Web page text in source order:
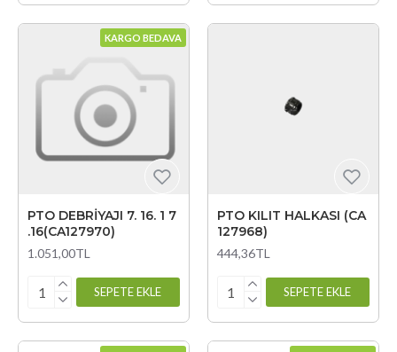
KARGO BEDAVA
PTO DEBRİYAJI 7. 16. 1 7
.16(CA127970)
1.051,00TL
SEPETE EKLE
PTO KILIT HALKASI (CA
127968)
444,36TL
SEPETE EKLE